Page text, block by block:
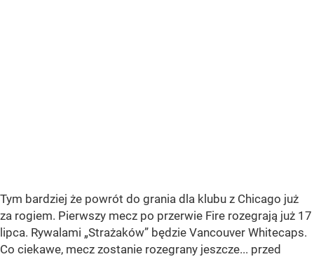
Tym bardziej że powrót do grania dla klubu z Chicago już
za rogiem. Pierwszy mecz po przerwie Fire rozegrają już 17
lipca. Rywalami „Strażaków” będzie Vancouver Whitecaps.
Co ciekawe, mecz zostanie rozegrany jeszcze... przed